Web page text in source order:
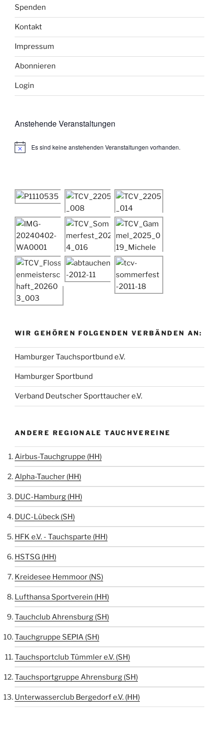
Spenden
Kontakt
Impressum
Abonnieren
Login
Anstehende Veranstaltungen
H
i
s
Es sind keine anstehenden Veranstaltungen vorhanden.
WIR GEHÖREN FOLGENDEN VERBÄNDEN AN:
Hamburger Tauchsportbund e.V.
Hamburger Sportbund
Verband Deutscher Sporttaucher e.V.
ANDERE REGIONALE TAUCHVEREINE
Airbus-Tauchgruppe (HH)
Alpha-Taucher (HH)
DUC-Hamburg (HH)
DUC-Lübeck (SH)
HFK e.V. - Tauchsparte (HH)
HSTSG (HH)
Kreidesee Hemmoor (NS)
Lufthansa Sportverein (HH)
Tauchclub Ahrensburg (SH)
Tauchgruppe SEPIA (SH)
Tauchsportclub Tümmler e.V. (SH)
Tauchsportgruppe Ahrensburg (SH)
Unterwasserclub Bergedorf e.V. (HH)